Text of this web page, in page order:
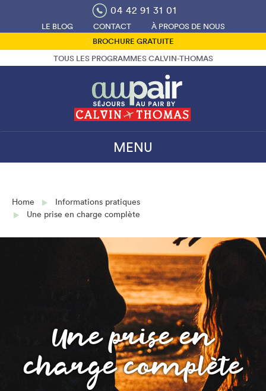
content
04 42 91 31 01
LE BLOG CONTACT
À PROPOS DE NOUS
BROCHURE GRATUITE
TOUS LES PROGRAMMES CALVIN-THOMAS
MENU
Home
Informations pratiques
Une prise en charge complète
Une prise en
charge complète